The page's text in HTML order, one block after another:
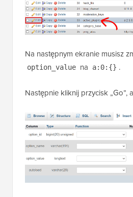
Na następnym ekranie musisz
option_value na a:0:{} .
Następnie kliknij przycisk „Go”,